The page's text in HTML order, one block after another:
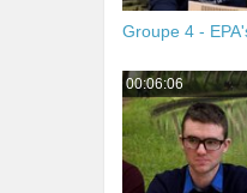
Groupe 4 -
00:06:06